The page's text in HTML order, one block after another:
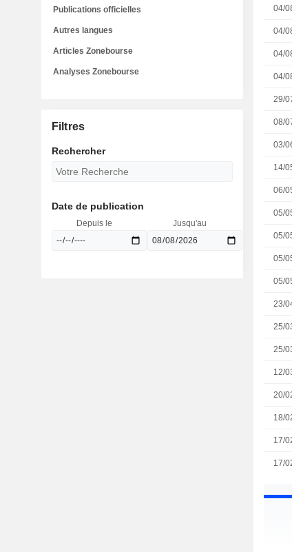
04/
04/
04/
04/
29/
08/
03/
14/
06/
05/
05/
05/
05/
23/
25/
25/
12/
20/
18/
17/
17/
Publications officielles
Autres langues
Articles Zonebourse
Analyses Zonebourse
Filtres
Rechercher
Date de publication
Depuis le Jusqu'au